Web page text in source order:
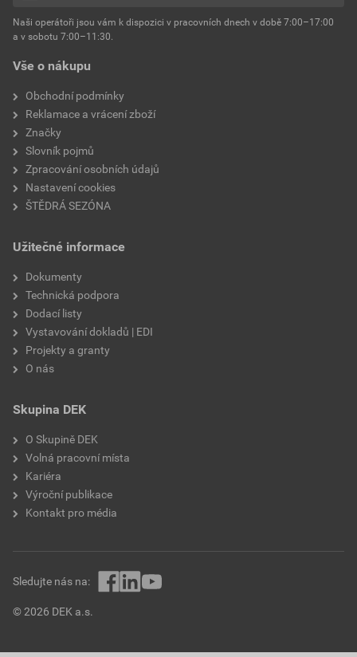
Vše o nákupu
Obchodní podmínky
Reklamace a vrácení zboží
Značky
Slovník pojmů
Zpracování osobních údajů
Nastavení cookies
ŠTĚDRÁ SEZÓNA
Užitečné informace
Dokumenty
Technická podpora
Dodací listy
Vystavování dokladů | EDI
Projekty a granty
O nás
Skupina DEK
O Skupině DEK
Volná pracovní místa
Kariéra
Výroční publikace
Kontakt pro média
Naši operátoři jsou vám k dispozici v pracovních dnech v době 7:00–17:00
a v sobotu 7:00–11:30.
© 2026 DEK a.s.
Sledujte nás na: